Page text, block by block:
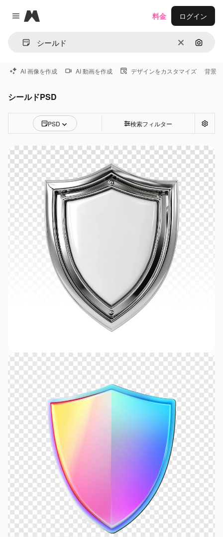
Close menu
Magnific
消去 画像で
料金 ログイン
AI 画像を作成 AI 動画を作成 デザインをカスタマイズ 背景
シールドPSD
PSD 検索フィルター